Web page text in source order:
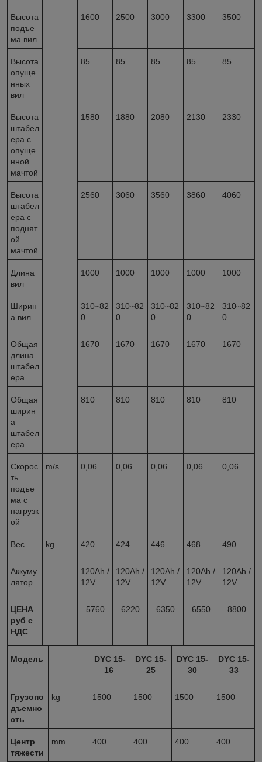
Высота
подъе
ма вил
1600 2500 3000 3300 3500
Высота
опуще
нных
вил
85 85 85 85 85
Высота
штабел
ера с
опуще
нной
мачтой
1580 1880 2080 2130 2330
Высота
штабел
ера с
поднят
ой
мачтой
2560 3060 3560 3860 4060
Длина
вил
1000 1000 1000 1000 1000
Ширин
а вил
310~82
0
310~82
0
310~82
0
310~82
0
310~82
0
Общая
длина
штабел
ера
1670 1670 1670 1670 1670
Общая
ширин
а
штабел
ера
810 810 810 810 810
Скорос
ть
подъе
ма с
нагрузк
ой
m/s 0,06 0,06 0,06 0,06 0,06
Вес kg 420 424 446 468 490
Аккуму
лятор
120Ah /
12V
120Ah /
12V
120Ah /
12V
120Ah /
12V
120Ah /
12V
ЦЕНА
руб с
НДС
5760 6220 6350 6550 8800
Модель
DYC 15-
16
DYC 15-
25
DYC 15-
30
DYC 15-
33
Грузопо
дъемно
сть
kg 1500 1500 1500 1500
Центр
тяжести
mm 400 400 400 400